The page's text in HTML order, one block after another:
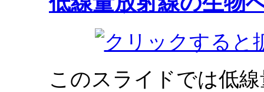
このスライドでは低